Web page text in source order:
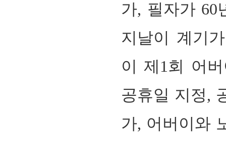
가, 필자가 60
지날이 계기
이 제 1회 어
공휴일 지정,
가, 어버이와